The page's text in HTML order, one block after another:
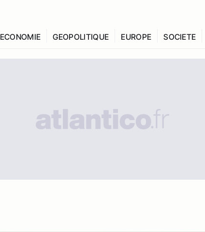
ECONOMIE GEOPOLITIQUE EUROPE SOCIETE